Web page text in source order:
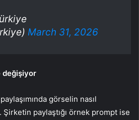
March 31, 2026
değişiyor
görselin nasıl
Şirketin paylaştığı örnek prompt ise